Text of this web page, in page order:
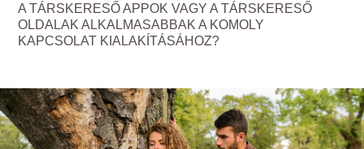
A TÁRSKERESŐ APPOK VAGY A TÁRSKERESŐ
OLDALAK ALKALMASABBAK A KOMOLY
KAPCSOLAT KIALAKÍTÁSÁHOZ?